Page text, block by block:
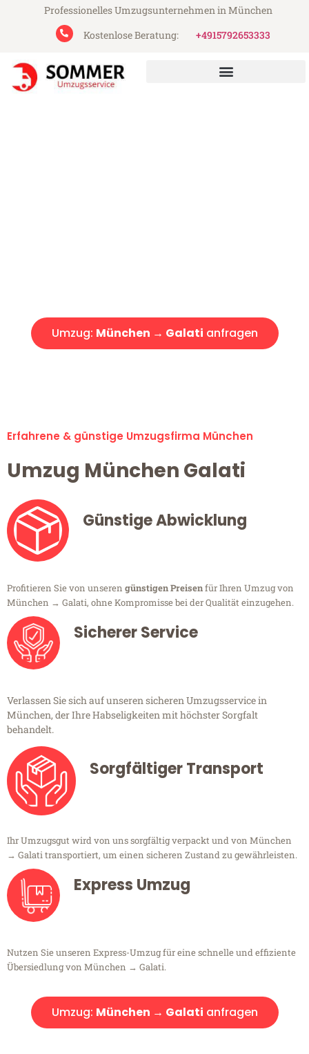
Professionelles Umzugsunternehmen in München
Kostenlose Beratung:
+4915792653333
Umzug: München → Galati anfragen
Erfahrene & günstige Umzugsfirma München
Umzug München Galati
Günstige Abwicklung
Profitieren Sie von unseren günstigen Preisenfür Ihren Umzug von
München → Galati, ohne Kompromisse bei der Qualität einzugehen.
Sicherer Service
Verlassen Sie sich auf unseren sicheren Umzugsservice in
München, der Ihre Habseligkeiten mit höchster Sorgfalt
behandelt.
Sorgfältiger Transport
Ihr Umzugsgut wird von uns sorgfältig verpackt und von München
→ Galati transportiert, um einen sicheren Zustand zu gewährleisten.
Express Umzug
Nutzen Sie unseren Express-Umzug für eine schnelle und effiziente
Übersiedlung von München → Galati.
Umzug: München → Galati anfragen